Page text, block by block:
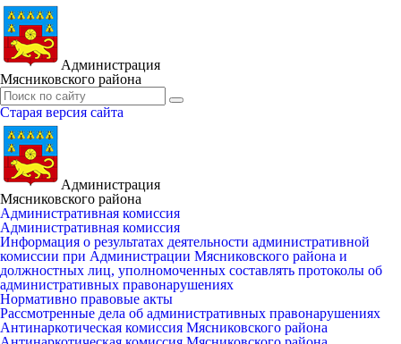
Администрация
Мясниковского района
Старая версия сайта
Администрация
Мясниковского района
Административная комиссия
Административная комиссия
Информация о результатах деятельности административной
комиссии при Администрации Мясниковского района и
должностных лиц, уполномоченных составлять протоколы об
административных правонарушениях
Нормативно правовые акты
Рассмотренные дела об административных правонарушениях
Антинаркотическая комиссия Мясниковского района